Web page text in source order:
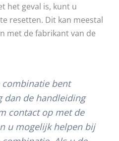
het geval is, kunt u
resetten. Dit kan meestal
met de fabrikant van de
combinatie bent
dan de handleiding
contact op met de
u mogelijk helpen bij